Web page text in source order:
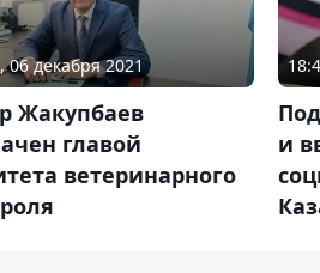
06 декабря 2021
Жакупбаев
главой
ветеринарного
и